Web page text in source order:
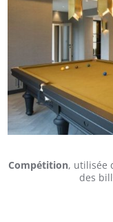
Compétition, utilisée
des